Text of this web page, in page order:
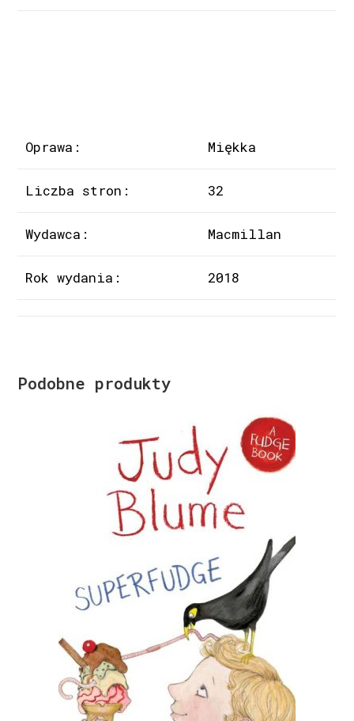
Oprawa: Miękka
Liczba stron: 32
Wydawca: Macmillan
Rok wydania: 2018
Podobne produkty